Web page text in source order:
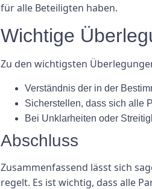
für alle Beteiligten haben.
Wichtige
Zu den wichtigsten
Verständnis der in der
Sicherstellen, dass sich alle
Bei Unklarheiten oder
Abschluss
Zusammenfassend lässt sich
regelt. Es ist wichtig, dass alle